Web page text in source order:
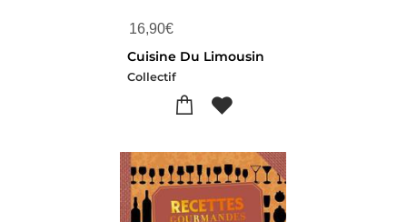
16,90€
Cuisine Du Limousin
Collectif